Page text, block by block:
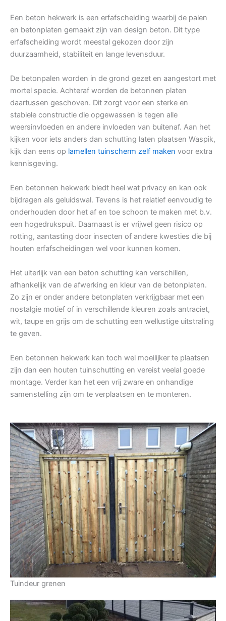
Een beton hekwerk is een erfafscheiding waarbij de palen
en betonplaten gemaakt zijn van design beton. Dit type
erfafscheiding wordt meestal gekozen door zijn
duurzaamheid, stabiliteit en lange levensduur.
De betonpalen worden in de grond gezet en aangestort met
mortel specie. Achteraf worden de betonnen platen
daartussen geschoven. Dit zorgt voor een sterke en
stabiele constructie die opgewassen is tegen alle
weersinvloeden en andere invloeden van buitenaf. Aan het
kijken voor iets anders dan schutting laten plaatsen Waspik,
kijk dan eens op lamellen tuinscherm zelf maken voor extra
kennisgeving.
Een betonnen hekwerk biedt heel wat privacy en kan ook
bijdragen als geluidswal. Tevens is het relatief eenvoudig te
onderhouden door het af en toe schoon te maken met b.v.
een hogedrukspuit. Daarnaast is er vrijwel geen risico op
rotting, aantasting door insecten of andere kwesties die bij
houten erfafscheidingen wel voor kunnen komen.
Het uiterlijk van een beton schutting kan verschillen,
afhankelijk van de afwerking en kleur van de betonplaten.
Zo zijn er onder andere betonplaten verkrijgbaar met een
nostalgie motief of in verschillende kleuren zoals antraciet,
wit, taupe en grijs om de schutting een wellustige uitstraling
te geven.
Een betonnen hekwerk kan toch wel moeilijker te plaatsen
zijn dan een houten tuinschutting en vereist veelal goede
montage. Verder kan het een vrij zware en onhandige
samenstelling zijn om te verplaatsen en te monteren.
Tuindeur grenen